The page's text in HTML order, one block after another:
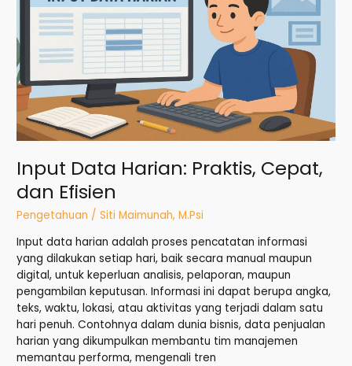
Input Data Harian: Praktis, Cepat,
dan Efisien
Pengetahuan /Siti Maimunah, M.Psi
Input data harian adalah proses pencatatan informasi
yang dilakukan setiap hari, baik secara manual maupun
digital, untuk keperluan analisis, pelaporan, maupun
pengambilan keputusan. Informasi ini dapat berupa angka,
teks, waktu, lokasi, atau aktivitas yang terjadi dalam satu
hari penuh. Contohnya dalam dunia bisnis, data penjualan
harian yang dikumpulkan membantu tim manajemen
memantau performa, mengenali tren
Harian:
Praktis,
Cepat,
dan
Efisien